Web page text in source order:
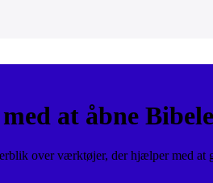
at åbne
over værktøjer, der hjælper med at